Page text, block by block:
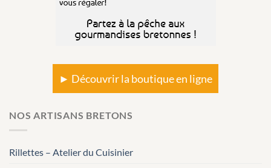
► Découvrir la boutique en ligne
NOS ARTISANS BRETONS
Rillettes – Atelier du Cuisinier